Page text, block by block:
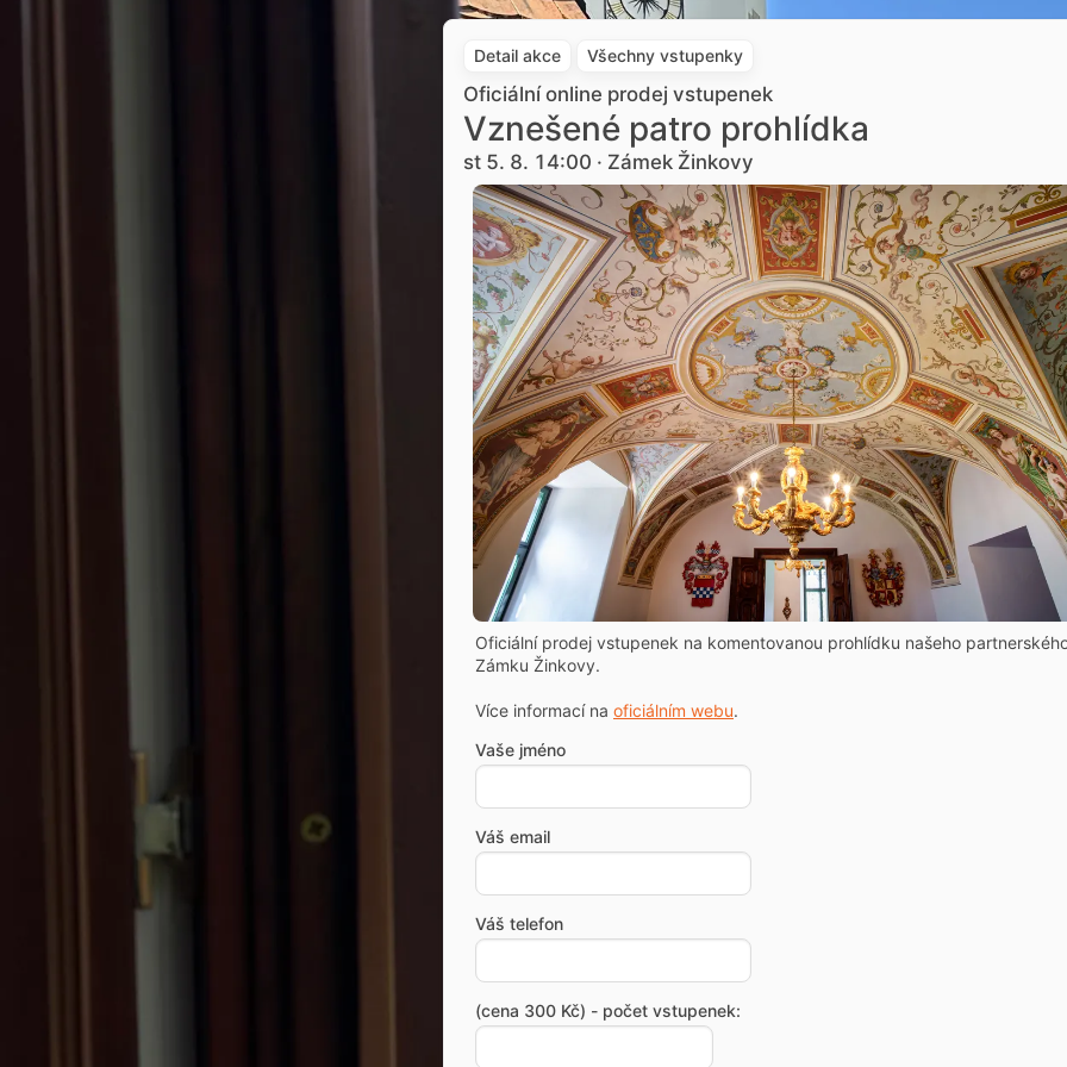
Detail akce Všechny vstupenky
Oficiální online prodej vstupenek
Vznešené patro prohlídka
st 5. 8. 14:00 · Zámek Žinkovy
Oficiální prodej vstupenek na komentovanou prohlídku našeho
Zámku Žinkovy.
Více informací na oficiálním webu.
Vaše jméno
Váš email
Váš telefon
(cena 300 Kč) - počet vstupenek: